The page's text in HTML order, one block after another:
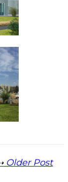
Older Post